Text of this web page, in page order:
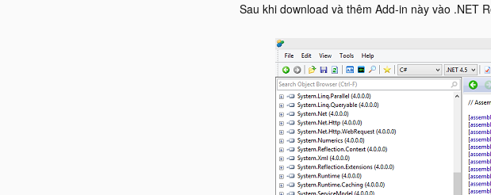
Sau khi download và thêm Add-in này vào .NET